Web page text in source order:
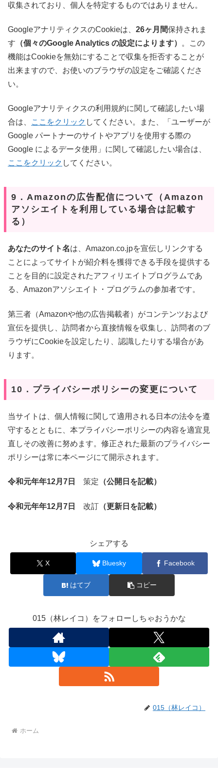
収集されており、個人を特定するものではありません。
GoogleアナリティクスのCookieは、 26ヶ月間保持されま
す （個々のGoogle Analytics の設定によります）
。この
機能はCookieを無効にすることで収集を拒否することが
出来ますので、お使いのブラウザの設定をご確認くださ
い。
Googleアナリティクスの利用規約に関して確認したい場
合は、
ここをクリック してください。また、「ユーザーが
Google パートナーのサイトやアプリを使用する際の
Google によるデータ使用」に関して確認したい場合は、
ここをクリック してください。
9．Amazonの広告配信について（Amazon
アソシエイトを利用している場合は記載す
る）
あなたのサイト名は、Amazon.co.jpを宣伝しリンクする
ことによってサイトが紹介料を獲得できる手段を提供する
ことを目的に設定されたアフィリエイトプログラムであ
る、Amazonアソシエイト・プログラムの参加者です。
第三者（Amazonや他の広告掲載者）がコンテンツおよび
宣伝を提供し、訪問者から直接情報を収集し、訪問者のブ
ラウザにCookieを設定したり、認識したりする場合があ
ります。
10．プライバシーポリシーの変更について
当サイトは、個人情報に関して適用される日本の法令を遵
守するとともに、本プライバシーポリシーの内容を適宜見
直しその改善に努めます。修正された最新のプライバシー
ポリシーは常に本ページにて開示されます。
令和元年年12月7日 策定 （公開日を記載）
令和元年年12月7日 改訂 （更新日を記載）
シェアする
X Bluesky Facebook
はてブ コピー
015（林レイコ）をフォローしちゃおうかな
015（林レイコ）
ホーム